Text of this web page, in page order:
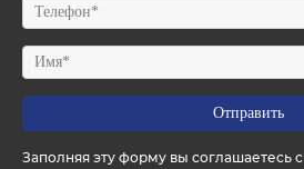
Заполняя эту форму вы соглашаетесь с